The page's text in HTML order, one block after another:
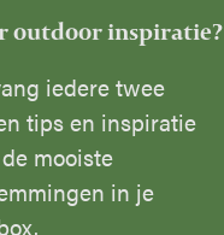
outdoor inspiratie?
iedere twee
tips en inspiratie
mooiste
in je